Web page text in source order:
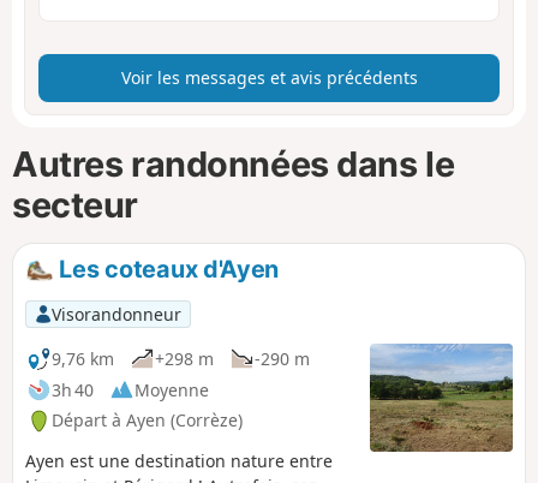
Voir les messages et avis précédents
Autres randonnées dans le
secteur
Les coteaux d'Ayen
Visorandonneur
9,76 km
+298 m
-290 m
3h 40
Moyenne
Départ à Ayen (Corrèze)
Ayen est une destination nature entre